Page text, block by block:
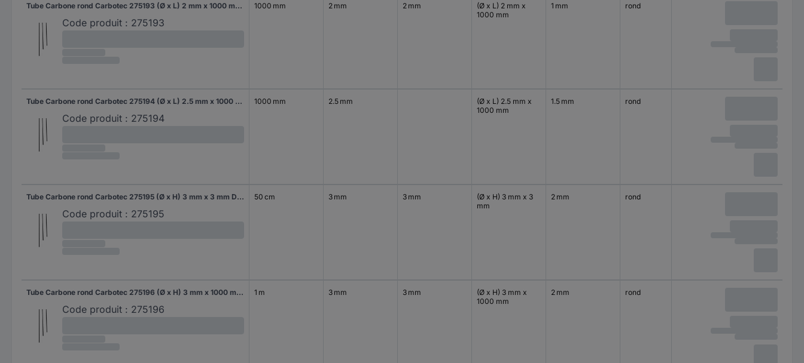
Tube Carbone rond Carbotec 275193 (Ø x L) 2 mm x 1000 mm Diamètre intérieur: 1 mm 1 pc(s)
Code produit : 275193
1000 mm 2 mm 2 mm
(Ø x L) 2 mm x
1000 mm
1 mm rond
Tube Carbone rond Carbotec 275194 (Ø x L) 2.5 mm x 1000 mm Diamètre intérieur: 1.5 mm 1 pc(s)
Code produit : 275194
1000 mm 2.5 mm
(Ø x L) 2.5 mm x
1000 mm
1.5 mm rond
Tube Carbone rond Carbotec 275195 (Ø x H) 3 mm x 3 mm Diamètre intérieur: 2 mm 1 pc(s)
Code produit : 275195
50 cm 3 mm 3 mm
(Ø x H) 3 mm x 3
mm
2 mm rond
Tube Carbone rond Carbotec 275196 (Ø x H) 3 mm x 1000 mm Diamètre intérieur: 2 mm 1 pc(s)
Code produit : 275196
1 m 3 mm 3 mm
(Ø x H) 3 mm x
1000 mm
2 mm rond